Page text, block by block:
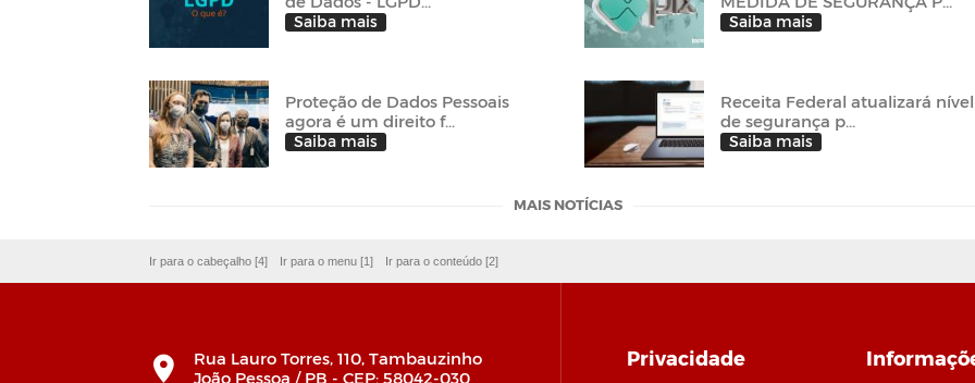
Saiba mais Saiba mais
Proteção de Dados Pessoais
agora é um direito f...
Saiba mais
Receita Federal atualizará nível
de segurança p...
Saiba mais
MAIS NOTÍCIAS
Ir para o cabeçalho [4] Ir para o menu [1] Ir para o conteúdo [2]
Rua Lauro Torres, 110, Tambauzinho
João Pessoa / PB - CEP: 58042-030
Privacidade